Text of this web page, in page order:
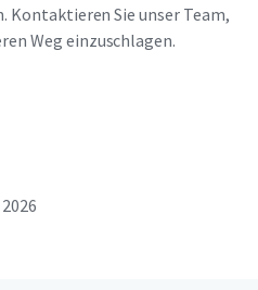
Kontaktieren Sie unser Team,
Weg einzuschlagen.